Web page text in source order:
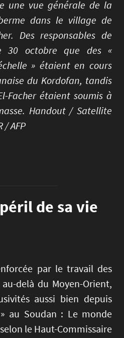
une vue générale de la
dans le village de
Des responsables de
30 octobre que des «
» étaient en cours
du Kordofan, tandis
Facher étaient soumis à
Handout / Satellite
/ AFP
de sa vie
par le travail des
delà du Moyen-Orient,
aussi bien depuis
au Soudan : Le monde
le Haut-Commissaire